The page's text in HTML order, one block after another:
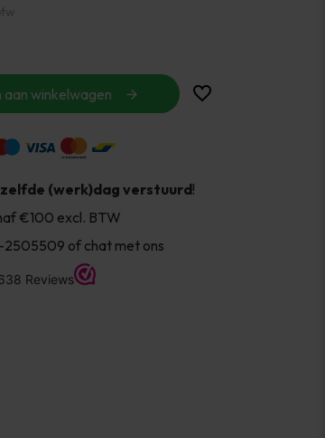
aan winkelwagen
(werk)dag verstuurd!
€100 excl. BTW
2505509 of chat met ons